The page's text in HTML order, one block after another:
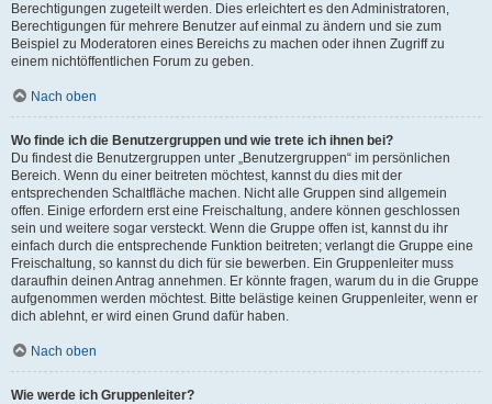
Berechtigungen zugeteilt werden. Dies erleichtert es den Administratoren,
Berechtigungen für mehrere Benutzer auf einmal zu ändern und sie zum
Beispiel zu Moderatoren eines Bereichs zu machen oder ihnen Zugriff zu
einem nichtöffentlichen Forum zu geben.
Nach oben
Wo finde ich die Benutzergruppen und wie trete ich ihnen bei?
Du findest die Benutzergruppen unter „Benutzergruppen“ im persönlichen
Bereich. Wenn du einer beitreten möchtest, kannst du dies mit der
entsprechenden Schaltfläche machen. Nicht alle Gruppen sind allgemein
offen. Einige erfordern erst eine Freischaltung, andere können geschlossen
sein und weitere sogar versteckt. Wenn die Gruppe offen ist, kannst du ihr
einfach durch die entsprechende Funktion beitreten; verlangt die Gruppe eine
Freischaltung, so kannst du dich für sie bewerben. Ein Gruppenleiter muss
daraufhin deinen Antrag annehmen. Er könnte fragen, warum du in die Gruppe
aufgenommen werden möchtest. Bitte belästige keinen Gruppenleiter, wenn er
dich ablehnt, er wird einen Grund dafür haben.
Nach oben
Wie werde ich Gruppenleiter?